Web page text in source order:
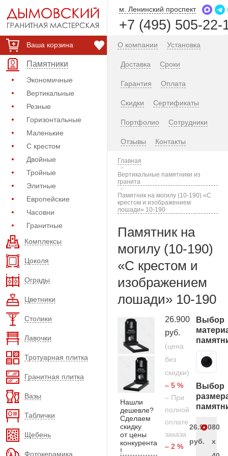
Ваша корзина
Памятники
Экономичные
Вертикальные
Резные
Горизонтальные
Маленькие
С крестом
Двойные
Тройные
Элитные
Европейские
Часовни
Гранитные
Комплексы
Цоколя
Ограды
Цветники
Столики
Лавочки
Тротуарная плитка
Гранитная плитка
Вазы
Таблички
Щебень
Фотокерамика
м. Ленинский проспект
+7 (495) 505-22-
О компании Установка
Доставка Сроки
Гарантия Оплата
Скидки Сертификаты
Портфолио Сотрудники
Отзывы Контакты
Главная
Вертикальные памятники из
гранита
Памятник на могилу (10-190) «С
крестом и изображением
лошади» 10-190
Памятник на
могилу (10-190)
«С крестом и
изображением
лошади» 10-190
Нашли
дешевле?
Сделаем
скидку
от цены
конкурента
!
26.900
руб.
(цена
без
скидки)
– 5 %
– При
полной
оплате
заказа
– 2 %
Выбор
Карельский гранит
Выбор
26.900
руб.
80
x